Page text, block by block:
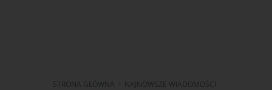
STRONA GŁÓWNA NAJNOWSZE WIADOMOŚCI